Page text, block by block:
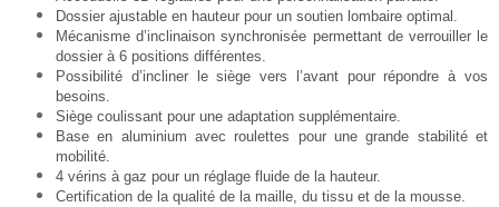
Dossier ajustable en hauteur pour un soutien lombaire optimal.
Mécanisme d’inclinaison synchronisée permettant de verrouiller le
dossier à 6 positions différentes.
Possibilité d’incliner le siège vers l’avant pour répondre à vos
besoins.
Siège coulissant pour une adaptation supplémentaire.
Base en aluminium avec roulettes pour une grande stabilité et
mobilité.
4 vérins à gaz pour un réglage fluide de la hauteur.
Certification de la qualité de la maille, du tissu et de la mousse.